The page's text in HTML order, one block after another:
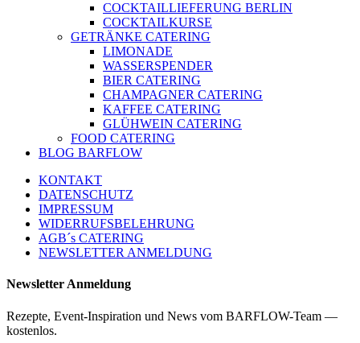
COCKTAILLIEFERUNG BERLIN
COCKTAILKURSE
GETRÄNKE CATERING
LIMONADE
WASSERSPENDER
BIER CATERING
CHAMPAGNER CATERING
KAFFEE CATERING
GLÜHWEIN CATERING
FOOD CATERING
BLOG BARFLOW
KONTAKT
DATENSCHUTZ
IMPRESSUM
WIDERRUFSBELEHRUNG
AGB´s CATERING
NEWSLETTER ANMELDUNG
Newsletter Anmeldung
Rezepte, Event-Inspiration und News vom BARFLOW-Team —
kostenlos.